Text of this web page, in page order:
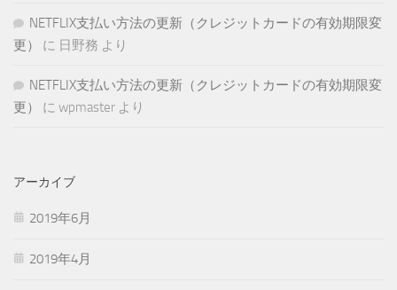
NETFLIX支払い方法の更新（クレジットカードの有効期限変
更）
に 日野務 より
NETFLIX支払い方法の更新（クレジットカードの有効期限変
更）
に wpmaster より
アーカイブ
2019年6月
2019年4月